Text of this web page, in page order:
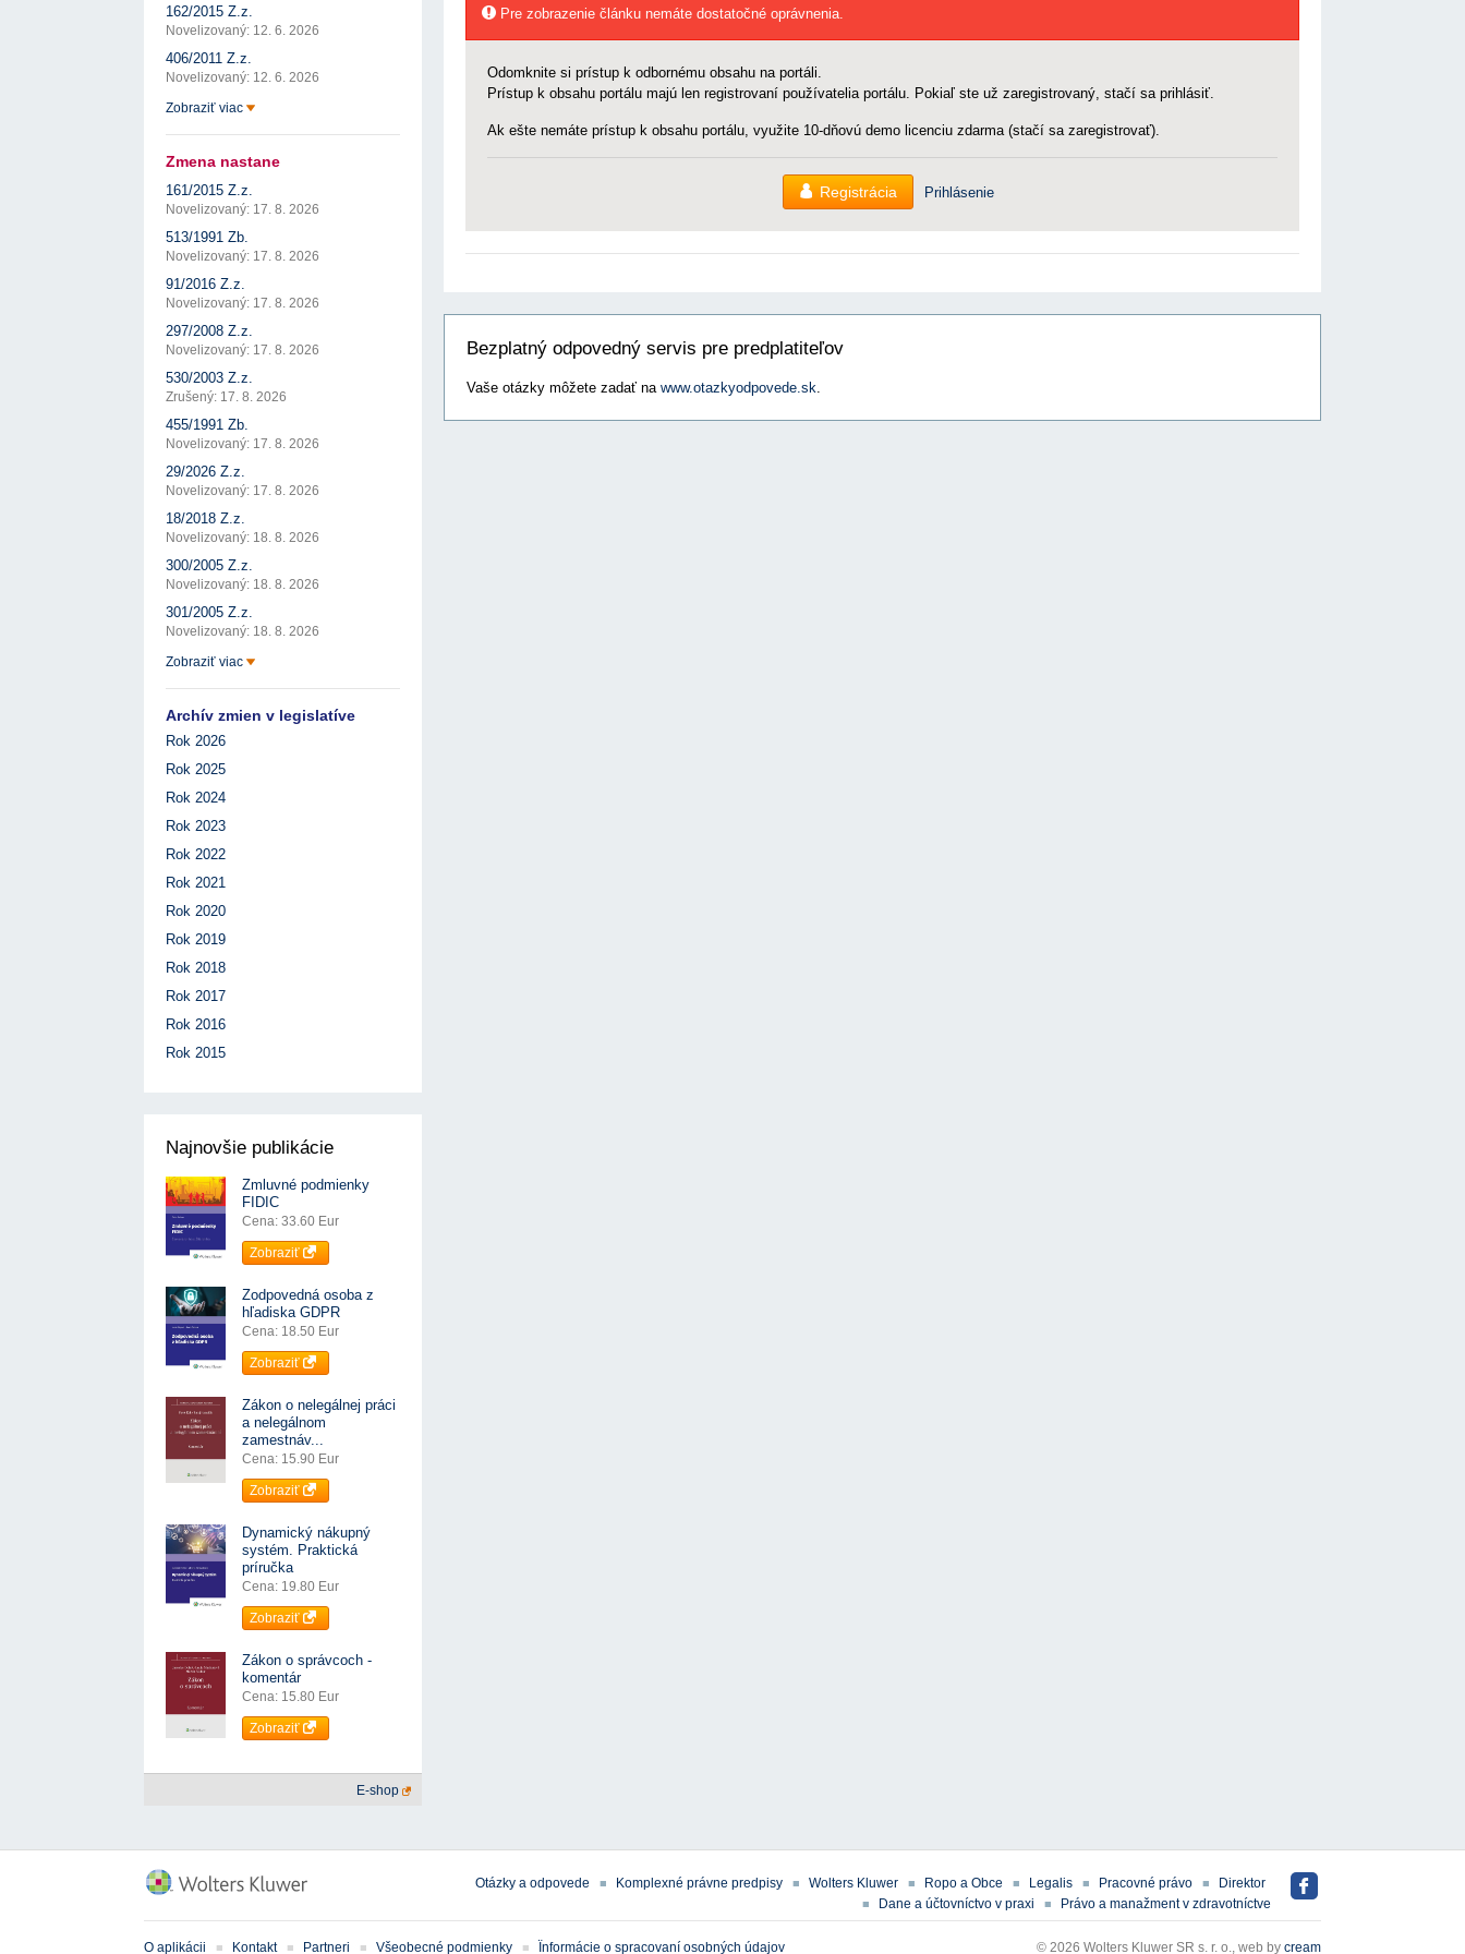
Pre zobrazenie článku nemáte dostatočné oprávnenia.
Odomknite si prístup k odbornému obsahu na portáli.
Prístup k obsahu portálu majú len registrovaní používatelia portálu. Pokiaľ ste už zaregistrovaný, stačí sa prihlásiť.
Ak ešte nemáte prístup k obsahu portálu, využite 10-dňovú demo licenciu zdarma (stačí sa zaregistrovať).
Registrácia Prihlásenie
Bezplatný odpovedný servis pre predplatiteľov
Vaše otázky môžete zadať na www.otazkyodpovede.sk.
162/2015 Z.z.
Novelizovaný: 12. 6. 2026
406/2011 Z.z.
Novelizovaný: 12. 6. 2026
Zobraziť viac
Zmena nastane
161/2015 Z.z.
Novelizovaný: 17. 8. 2026
513/1991 Zb.
Novelizovaný: 17. 8. 2026
91/2016 Z.z.
Novelizovaný: 17. 8. 2026
297/2008 Z.z.
Novelizovaný: 17. 8. 2026
530/2003 Z.z.
Zrušený: 17. 8. 2026
455/1991 Zb.
Novelizovaný: 17. 8. 2026
29/2026 Z.z.
Novelizovaný: 17. 8. 2026
18/2018 Z.z.
Novelizovaný: 18. 8. 2026
300/2005 Z.z.
Novelizovaný: 18. 8. 2026
301/2005 Z.z.
Novelizovaný: 18. 8. 2026
Zobraziť viac
Archív zmien v legislatíve
Rok 2026
Rok 2025
Rok 2024
Rok 2023
Rok 2022
Rok 2021
Rok 2020
Rok 2019
Rok 2018
Rok 2017
Rok 2016
Rok 2015
Najnovšie publikácie
Zmluvné podmienky
FIDIC
Cena: 33.60 Eur
Zobraziť
Zodpovedná osoba z
hľadiska GDPR
Cena: 18.50 Eur
Zobraziť
Zákon o nelegálnej práci
a nelegálnom
zamestnáv...
Cena: 15.90 Eur
Zobraziť
Dynamický nákupný
systém. Praktická
príručka
Cena: 19.80 Eur
Zobraziť
Zákon o správcoch -
komentár
Cena: 15.80 Eur
Zobraziť
E-shop
Otázky a odpovede Komplexné právne predpisy Wolters Kluwer Ropo a Obce Legalis Pracovné právo
Direktor
Dane a účtovníctvo v praxi
Právo a manažment v zdravotníctve
O aplikácii Kontakt Partneri Všeobecné podmienky Ïnformácie o spracovaní osobných údajov © 2026 Wolters Kluwer SR s. r. o., web by cream